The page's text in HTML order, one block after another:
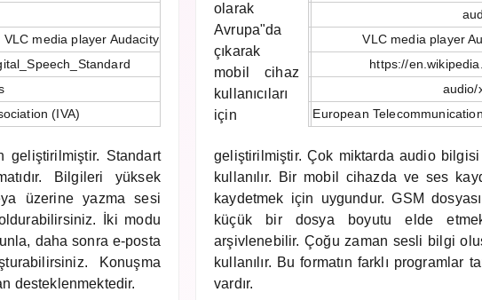
media player Audacity
(IVA)
geliştirilmiştir. Standart
Bilgileri yüksek
üzerine yazma sesi
İki modu
daha sonra e-posta
Konuşma
desteklenmektedir.
VLC media player
https://
audio/
European
olarak
Avrupa"da
çıkarak
mobil cihaz
kullanıcıları
için
geliştirilmiştir. Çok miktarda audio
kullanılır. Bir mobil cihazda ve ses
kaydetmek için uygundur. GSM
küçük bir dosya boyutu elde etmek
arşivlenebilir. Çoğu zaman sesli bilgi
kullanılır. Bu formatın farklı programlar
vardır.